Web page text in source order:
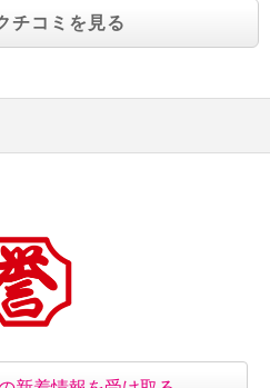
チコミを見る